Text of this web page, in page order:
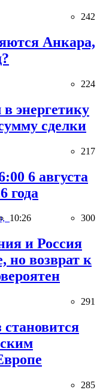
242
Анкара,
224
энергетику
сделки
217
6 августа
года
10:26 300
и Россия
но возврат к
291
285